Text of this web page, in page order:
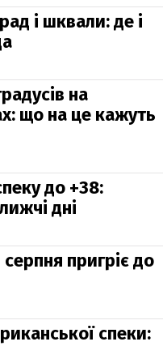
і шквали: де і
на
що на це кажуть
до +38:
дні
серпня пригріє до
спеки: